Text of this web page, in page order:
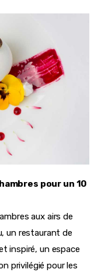
pour un 10
aux airs de
un restaurant de
inspiré, un espace
privilégié pour les